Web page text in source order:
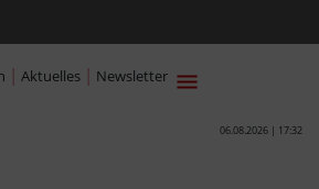
| Aktuelles | Newsletter
06.08.2026 | 17:32